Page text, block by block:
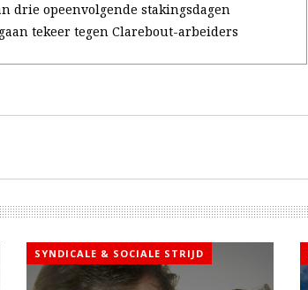
drie opeenvolgende stakingsdagen
tekeer tegen Clarebout-arbeiders
SYNDICALE & SOCIALE STRIJD